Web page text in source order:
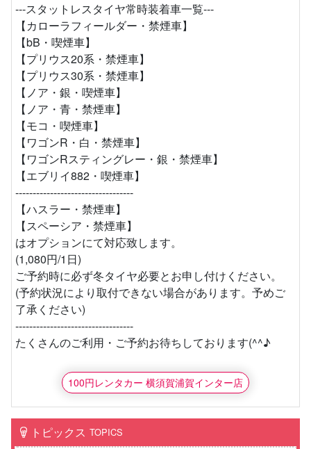
---スタットレスタイヤ常時装着車一覧---
【カローラフィールダー・禁煙車】
【bB・喫煙車】
【プリウス20系・禁煙車】
【プリウス30系・禁煙車】
【ノア・銀・喫煙車】
【ノア・青・禁煙車】
【モコ・喫煙車】
【ワゴンR・白・禁煙車】
【ワゴンRスティングレー・銀・禁煙車】
【エブリイ882・喫煙車】
----------------------------------
【ハスラー・禁煙車】
【スペーシア・禁煙車】
はオプションにて対応致します。
(1,080円/1日)
ご予約時に必ず冬タイヤ必要とお申し付けください。
(予約状況により取付できない場合があります。予めご
了承ください)
----------------------------------
たくさんのご利用・ご予約お待ちしております(^^♪
100円レンタカー 横須賀浦賀インター店
トピックス TOPICS